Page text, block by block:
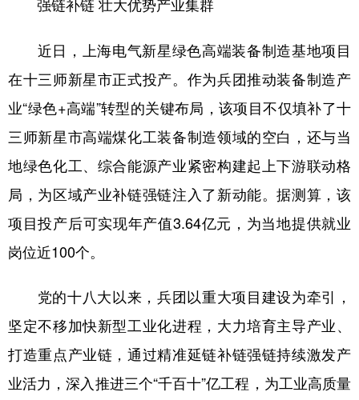
强链补链 壮大优势产业集群
近日，上海电气新星绿色高端装备制造基地项目
在十三师新星市正式投产。作为兵团推动装备制造产
业“绿色+高端”转型的关键布局，该项目不仅填补了十
三师新星市高端煤化工装备制造领域的空白，还与当
地绿色化工、综合能源产业紧密构建起上下游联动格
局，为区域产业补链强链注入了新动能。据测算，该
项目投产后可实现年产值3.64亿元，为当地提供就业
岗位近100个。
党的十八大以来，兵团以重大项目建设为牵引，
坚定不移加快新型工业化进程，大力培育主导产业、
打造重点产业链，通过精准延链补链强链持续激发产
业活力，深入推进三个“千百十”亿工程，为工业高质量